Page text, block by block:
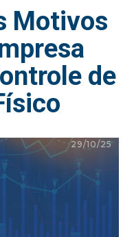
Motivos
de
29/10/25